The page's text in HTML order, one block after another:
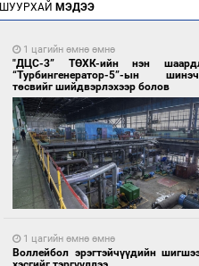
ШУУРХАЙ МЭДЭЭ
1 цагийн өмнө өмнө
"ДЦС-3” ТӨХК-ийн нэн
“Турбингенератор-5”-ын
төсвийг шийдвэрлэхээр болов
1 цагийн өмнө өмнө
Воллейбол эрэгтэйчүүдийн